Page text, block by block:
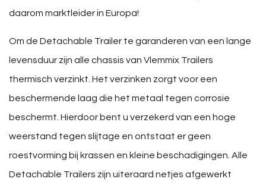
daarom marktleider in Europa!
Om de Detachable Trailer te garanderen van een lange
levensduur zijn alle chassis van Vlemmix Trailers
thermisch verzinkt. Het verzinken zorgt voor een
beschermende laag die het metaal tegen corrosie
beschermt. Hierdoor bent u verzekerd van een hoge
weerstand tegen slijtage en ontstaat er geen
roestvorming bij krassen en kleine beschadigingen. Alle
Detachable Trailers zijn uiteraard netjes afgewerkt